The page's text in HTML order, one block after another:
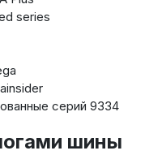
series
серий 9334
шины